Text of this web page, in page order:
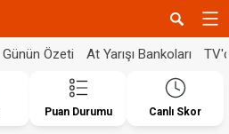
Günün Özeti At Yarışı Bankoları
Puan Durumu Canlı Skor